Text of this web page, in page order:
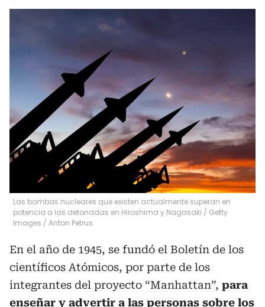
Las bombas nucleares que existen actualmente superan en
potencia a las detonadas en Hiroshima y Nagasaki / Getty
Images / Anton Petrus
En el año de 1945, se fundó el Boletín de los
científicos Atómicos, por parte de los
integrantes del proyecto “Manhattan”, para
enseñar y advertir a las personas sobre los